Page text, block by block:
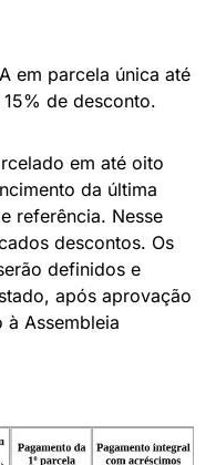
em parcela única até
de desconto.
em até oito
da última
referência. Nesse
descontos. Os
definidos e
após aprovação
à Assembleia